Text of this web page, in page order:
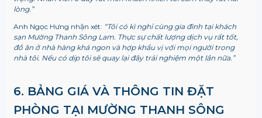
lòng.”
Anh Ngọc Hưng nhận xét: “Tôi có kì nghỉ cùng gia đình tại khách
sạn Mường Thanh Sông Lam. Thực sự chất lượng dịch vụ rất tốt,
đồ ăn ở nhà hàng khá ngon và hợp khẩu vị với mọi người trong
nhà tôi. Nếu có dịp tôi sẽ quay lại đây trải nghiệm một lần nữa.”
6. BẢNG GIÁ VÀ THÔNG TIN ĐẶT
PHÒNG TẠI MƯỜNG THANH SÔNG